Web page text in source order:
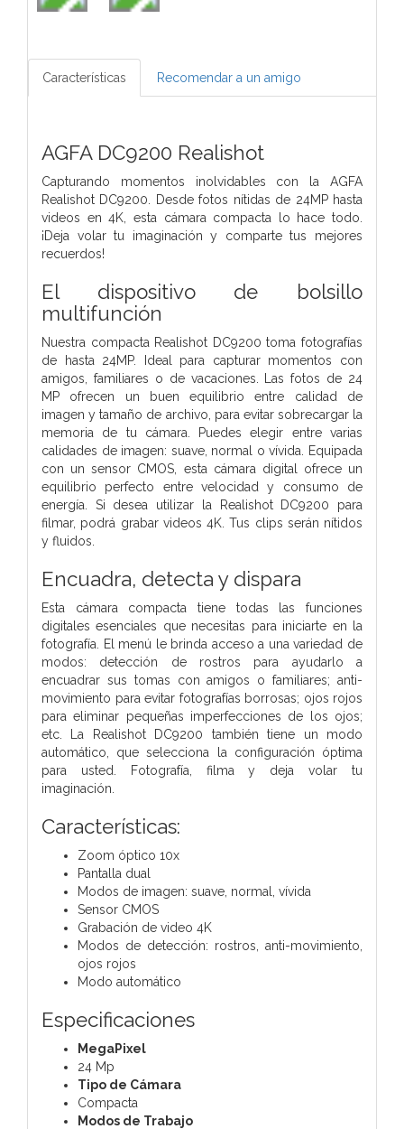
Características Recomendar a un amigo
AGFA DC9200 Realishot
Capturando momentos inolvidables con la AGFA
Realishot DC9200. Desde fotos nítidas de 24MP hasta
videos en 4K, esta cámara compacta lo hace todo.
¡Deja volar tu imaginación y comparte tus mejores
recuerdos!
El dispositivo de bolsillo
multifunción
Nuestra compacta Realishot DC9200 toma fotografías
de hasta 24MP. Ideal para capturar momentos con
amigos, familiares o de vacaciones. Las fotos de 24
MP ofrecen un buen equilibrio entre calidad de
imagen y tamaño de archivo, para evitar sobrecargar la
memoria de tu cámara. Puedes elegir entre varias
calidades de imagen: suave, normal o vívida. Equipada
con un sensor CMOS, esta cámara digital ofrece un
equilibrio perfecto entre velocidad y consumo de
energía. Si desea utilizar la Realishot DC9200 para
filmar, podrá grabar videos 4K. Tus clips serán nítidos
y fluidos.
Encuadra, detecta y dispara
Esta cámara compacta tiene todas las funciones
digitales esenciales que necesitas para iniciarte en la
fotografía. El menú le brinda acceso a una variedad de
modos: detección de rostros para ayudarlo a
encuadrar sus tomas con amigos o familiares; anti-
movimiento para evitar fotografías borrosas; ojos rojos
para eliminar pequeñas imperfecciones de los ojos;
etc. La Realishot DC9200 también tiene un modo
automático, que selecciona la configuración óptima
para usted. Fotografía, filma y deja volar tu
imaginación.
Características:
Zoom óptico 10x
Pantalla dual
Modos de imagen: suave, normal, vívida
Sensor CMOS
Grabación de video 4K
Modos de detección: rostros, anti-movimiento,
ojos rojos
Modo automático
Especificaciones
MegaPixel
24 Mp
Tipo de Cámara
Compacta
Modos de Trabajo